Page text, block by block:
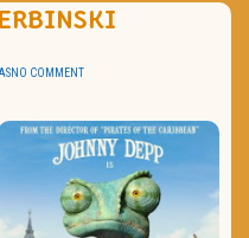
NO COMMENT